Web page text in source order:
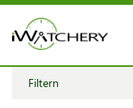
Filtern